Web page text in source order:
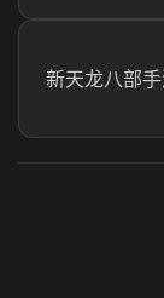
新天龙八部